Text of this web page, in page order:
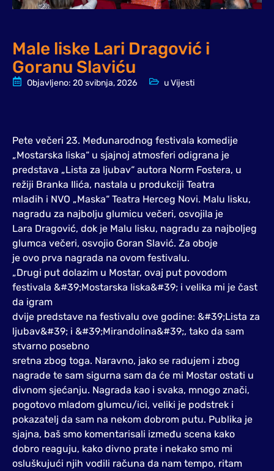
Male liske Lari Dragović i
Goranu Slaviću
Objavljeno: 20 svibnja, 2026 uVijesti
Pete večeri 23. Međunarodnog festivala komedije
„Mostarska liska“ u sjajnoj atmosferi odigrana je
predstava „Lista za ljubav“ autora Norm Fostera, u
režiji Branka Ilića, nastala u produkciji Teatra
mladih i NVO „Maska“ Teatra Herceg Novi. Malu lisku,
nagradu za najbolju glumicu večeri, osvojila je
Lara Dragović, dok je Malu lisku, nagradu za najboljeg
glumca večeri, osvojio Goran Slavić. Za oboje
je ovo prva nagrada na ovom festivalu.
„Drugi put dolazim u Mostar, ovaj put povodom
festivala &#39;Mostarska liska&#39; i velika mi je čast
da igram
dvije predstave na festivalu ove godine: &#39;Lista za
ljubav&#39; i &#39;Mirandolina&#39;, tako da sam
stvarno posebno
sretna zbog toga. Naravno, jako se radujem i zbog
nagrade te sam sigurna sam da će mi Mostar ostati u
divnom sjećanju. Nagrada kao i svaka, mnogo znači,
pogotovo mladom glumcu/ici, veliki je podstrek i
pokazatelj da sam na nekom dobrom putu. Publika je
sjajna, baš smo komentarisali između scena kako
dobro reaguju, kako divno prate i nekako smo mi
osluškujući njih vodili računa da nam tempo, ritam